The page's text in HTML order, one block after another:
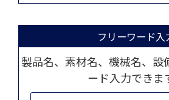
フリーワード入
製品名、素材名、機械名、設
ード入力できま